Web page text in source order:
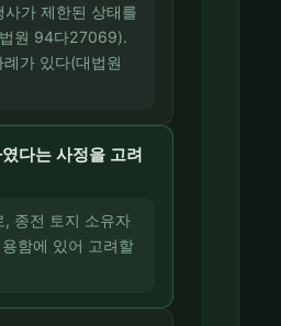
가 제한된 상태를
원 94다27069).
가 있다(대법원
다는 사정을 고려
종전 토지 소유자
함에 있어 고려할